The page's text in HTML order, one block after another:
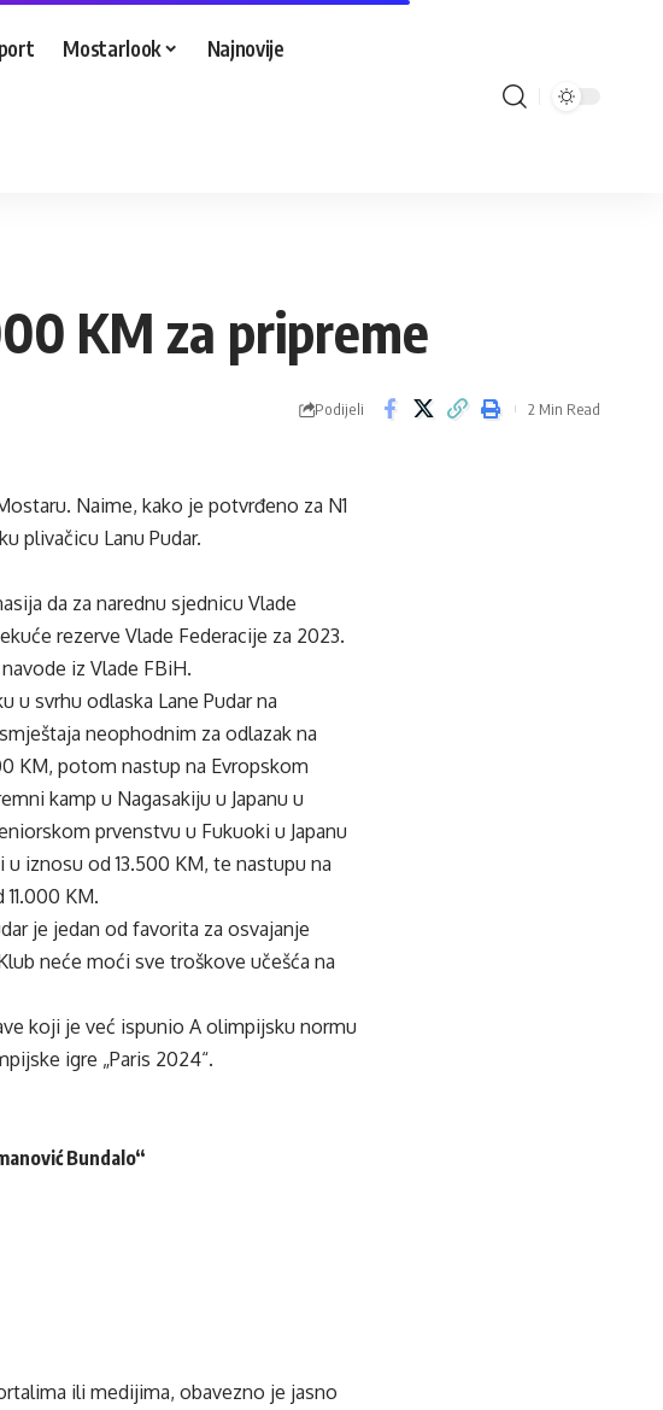
Mostarlook Najnovije
KM za pripreme
Podijeli 2 Min Read
Naime, kako je potvrđeno za N1
plivačicu Lanu Pudar.
da za narednu sjednicu Vlade
rezerve Vlade Federacije za 2023.
iz Vlade FBiH.
u svrhu odlaska Lane Pudar na
neophodnim za odlazak na
KM, potom nastup na Evropskom
kamp u Nagasakiju u Japanu u
prvenstvu u Fukuoki u Japanu
iznosu od 13.500 KM, te nastupu na
KM.
je jedan od favorita za osvajanje
neće moći sve troškove učešća na
koji je već ispunio A olimpijsku normu
igre „Paris 2024“.
Bundalo“
ili medijima, obavezno je jasno